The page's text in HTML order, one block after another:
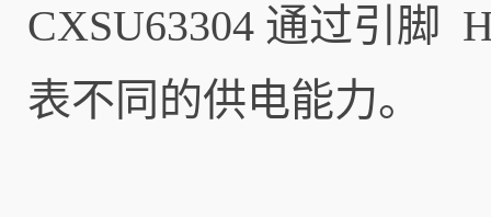
CXSU63304 通过引脚
表不同的供电能力。